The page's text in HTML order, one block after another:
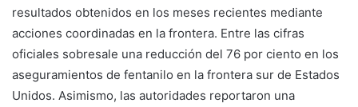
resultados obtenidos en los meses recientes mediante
acciones coordinadas en la frontera. Entre las cifras
oficiales sobresale una reducción del 76 por ciento en los
aseguramientos de fentanilo en la frontera sur de Estados
Unidos. Asimismo, las autoridades reportaron una